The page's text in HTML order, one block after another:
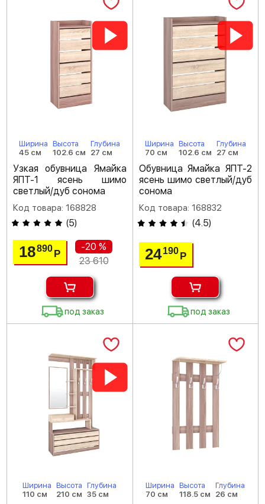
Ширина
45 см
Высота
102.6 см
Глубина
27 см
Узкая обувница Ямайка
ЯПТ-1 ясень шимо
светлый/дуб сонома
Код товара: 168828
(5)
18890Р
-20 %
23 610
под заказ
Ширина
70 см
Высота
102.6 см
Глубина
27 см
Обувница Ямайка ЯПТ-2
ясень шимо светлый/дуб
сонома
Код товара: 168832
(4.5)
24 190 Р
под заказ
Ширина
110 см
Высота
210 см
Глубина
35 см
Ширина
70 см
Высота
118.5 см
Глубина
26 см